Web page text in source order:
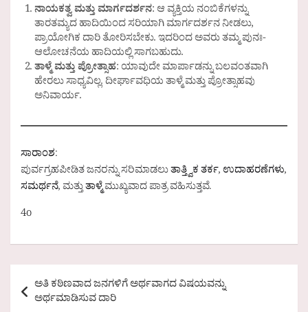
ನಾಯಕತ್ವ ಮತ್ತು ಮಾರ್ಗದರ್ಶನ: ಆ ವ್ಯಕ್ತಿಯ ನಂಬಿಕೆಗಳನ್ನು
ತಾರತಮ್ಯದ ಹಾದಿಯಿಂದ ಸರಿಯಾಗಿ ಮಾರ್ಗದರ್ಶನ ನೀಡಲು,
ಪ್ರಾಯೋಗಿಕ ದಾರಿ ತೋರಿಸಬೇಕು. ಇದರಿಂದ ಅವರು ತಮ್ಮ ಪುನಃ-
ಆಲೋಚನೆಯ ಹಾದಿಯಲ್ಲಿ ಸಾಗಬಹುದು.
ತಾಳ್ಮೆ ಮತ್ತು ಪ್ರೋತ್ಸಾಹ: ಯಾವುದೇ ಮಾರ್ಪಾಡನ್ನು ಬಲವಂತವಾಗಿ
ಹೇರಲು ಸಾಧ್ಯವಿಲ್ಲ. ದೀರ್ಘಾವಧಿಯ ತಾಳ್ಮೆ ಮತ್ತು ಪ್ರೋತ್ಸಾಹವು
ಅನಿವಾರ್ಯ.
ಸಾರಾಂಶ:
ಪುರ್ವಗ್ರಹಪೀಡಿತ ಜನರನ್ನು ಸರಿಮಾಡಲುತಾತ್ತ್ವಿಕ ತರ್ಕ,ಉದಾಹರಣೆಗಳು,
ಸಮರ್ಥನೆ, ಮತ್ತುತಾಳ್ಮೆಮುಖ್ಯವಾದ ಪಾತ್ರ ವಹಿಸುತ್ತವೆ.
4o
Post
navigation
ಅತಿ ಕಠಿಣವಾದ ಜನಗಳಿಗೆ ಅರ್ಥವಾಗದ ವಿಷಯವನ್ನು
ಅರ್ಥಮಾಡಿಸುವ ದಾರಿ